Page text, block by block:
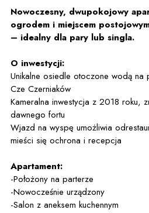
Nowoczesny, dwupokojowy
ogrodem i miejscem
– idealny dla pary lub singla.
O inwestycji:
Unikalne osiedle otoczone wodą na
Cze Czerniaków
Kameralna inwestycja z 2018 roku,
dawnego fortu
Wjazd na wyspę umożliwia
mieści się ochrona i recepcja
Apartament:
-Położony na parterze
-Nowocześnie urządzony
-Salon z aneksem kuchennym